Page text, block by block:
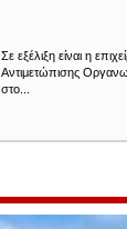
Σε εξέλιξη είναι η
Αντιμετώπισης
στο...